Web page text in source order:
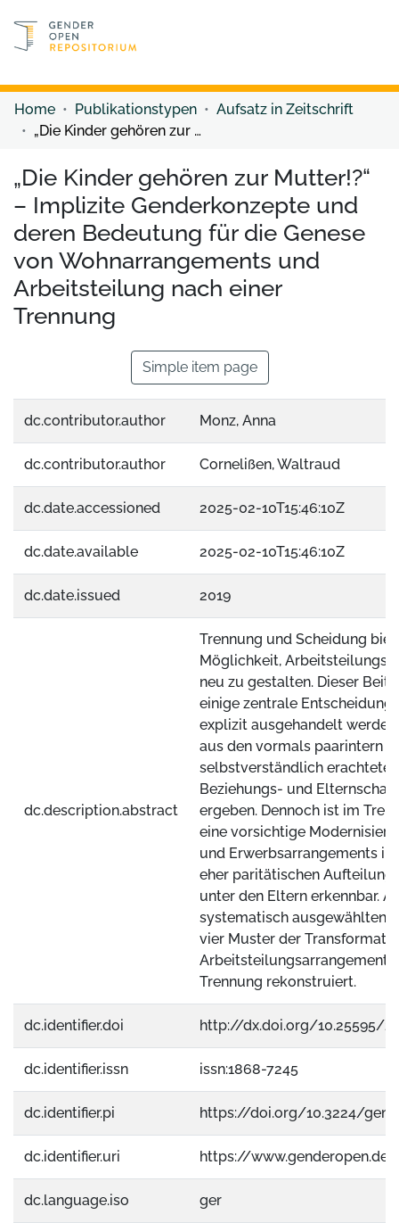
Discover content
Home Publikationstypen
Aufsatz in Zeitschrift
„Die Kinder gehören zur Mutter!?“ – Implizite Genderkonzepte und deren Bedeutung für die Genese von Wohnarrangements und Arbeitsteilung nach einer Trennung
„Die Kinder gehören zur Mutter!?“
– Implizite Genderkonzepte und
deren Bedeutung für die Genese
von Wohnarrangements und
Arbeitsteilung nach einer
Trennung
Simple item page
dc.contributor.author Monz, Anna
dc.contributor.author Cornelißen, Waltraud
dc.date.accessioned 2025-02-10T15:46:10Z
dc.date.available 2025-02-10T15:46:10Z
dc.date.issued 2019
dc.description.abstract
Trennung und Scheidung
Möglichkeit,
neu zu gestalten. Dieser
einige zentrale
explizit ausgehandelt
aus den vormals paarintern
selbstverständlich
Beziehungs- und
ergeben. Dennoch ist im
eine vorsichtige
und Erwerbsarrangements in
eher paritätischen Aufteilung
unter den Eltern erkennbar.
systematisch ausgewählten
vier Muster der
Arbeitsteilungsarrangements
Trennung rekonstruiert.
dc.identifier.doi http://dx.doi.org/10.25595/
dc.identifier.issn issn:1868-7245
dc.identifier.pi https://doi.org/10.3224/
dc.identifier.uri https://
dc.language.iso ger